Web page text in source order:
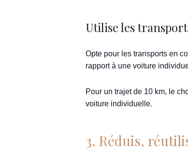
Utilise les
Opte pour les transports en
rapport à une voiture
Pour un trajet de 10 km, le
voiture individuelle.
3. Réduis,